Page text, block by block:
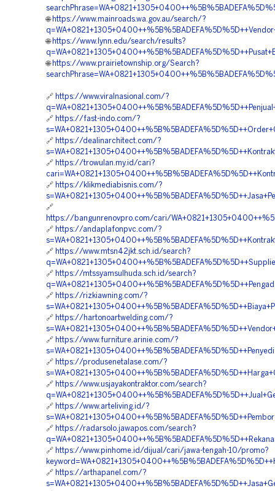
🌐 https://www.mainroads.wa.gov.au/search/?
🌐 https://www.lynn.edu/search/results?
🌐 https://www.prairietownship.org/Search?
🔗 https://www.viralnasional.com/?
🔗 https://fast-indo.com/?
🔗 https://dealinarchitect.com/?
🔗 https://trowulan.my.id/cari?
🔗 https://klikmediabisnis.com/?
🔗
https://bangunrenovpro.com/cari/
🔗 https://andaplafonpvc.com/?
🔗 https://www.mtsn42jkt.sch.id/search?
🔗 https://mtssyamsulhuda.sch.id/search?
🔗 https://rizkiawning.com/?
🔗 https://hartonoartwelding.com/?
🔗 https://www.furniture.arinie.com/?
🔗 https://produsenetalase.com/?
🔗 https://www.usjayakontraktor.com/search?
🔗 https://www.arteliving.id/?
🔗 https://radarsolo.jawapos.com/search?
🔗 https://www.pinhome.id/dijual/cari/jawa-tengah-10/promo?
🔗 https://arthapanel.com/?